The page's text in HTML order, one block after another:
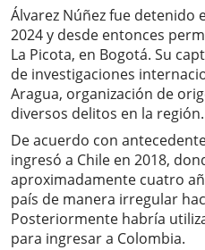
Álvarez Núñez fue detenido
2024 y desde entonces
La Picota, en Bogotá. Su
de investigaciones
Aragua, organización de
diversos delitos en la región.
De acuerdo con
ingresó a Chile en 2018,
aproximadamente cuatro
país de manera irregular
Posteriormente habría
para ingresar a Colombia.